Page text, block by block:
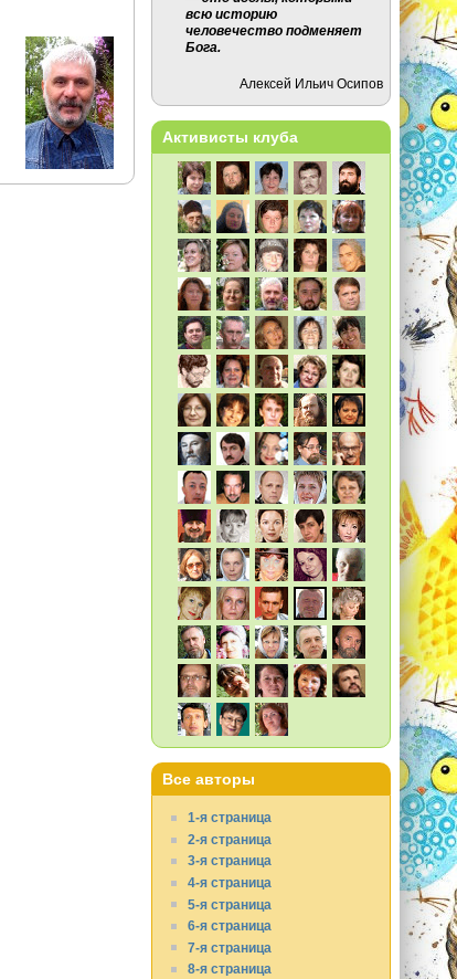
всю историю
человечество подменяет
Бога.
Алексей Ильич Осипов
Активисты клуба
Все авторы
1-я страница
2-я страница
3-я страница
4-я страница
5-я страница
6-я страница
7-я страница
8-я страница